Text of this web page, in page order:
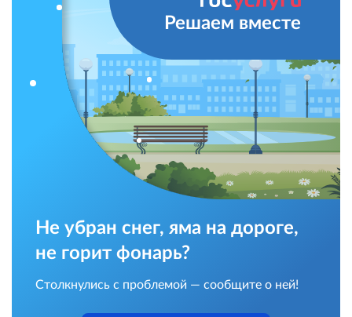
Решаем вместе
Не убран снег, яма на дороге,
не горит фонарь?
Столкнулись с проблемой — сообщите о ней!